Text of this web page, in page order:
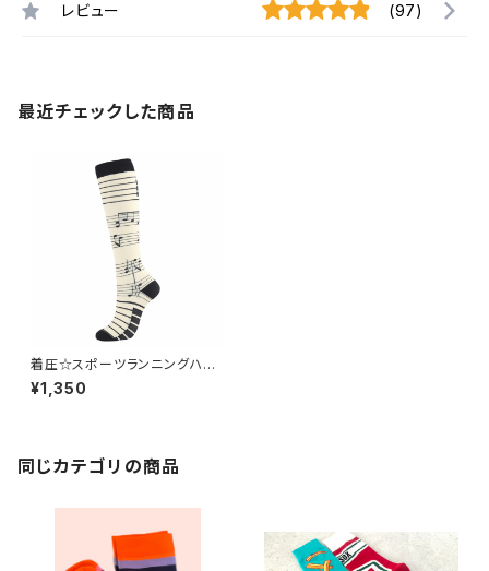
レビュー (97)
最近チェックした商品
着圧☆スポーツランニングハイ
ソックス note P9
¥1,350
同じカテゴリの商品